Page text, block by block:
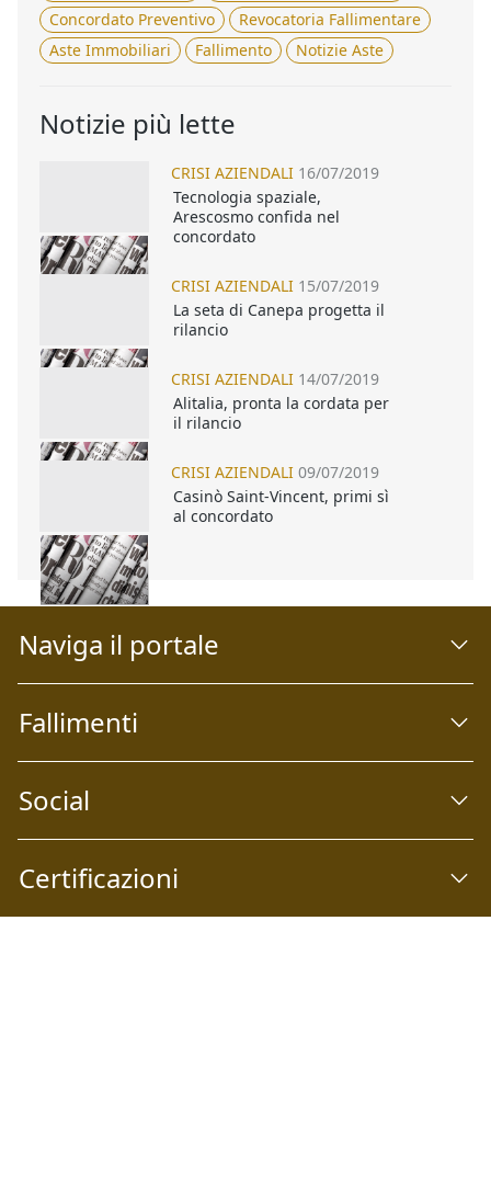
Concordato Preventivo
Revocatoria Fallimentare
Aste Immobiliari
Fallimento Notizie Aste
Notizie più lette
CRISI AZIENDALI 16/07/2019
Tecnologia spaziale,
Arescosmo confida nel
concordato
CRISI AZIENDALI 15/07/2019
La seta di Canepa progetta il
rilancio
CRISI AZIENDALI 14/07/2019
Alitalia, pronta la cordata per
il rilancio
CRISI AZIENDALI 09/07/2019
Casinò Saint-Vincent, primi sì
al concordato
Naviga il portale
Fallimenti
Social
Certificazioni